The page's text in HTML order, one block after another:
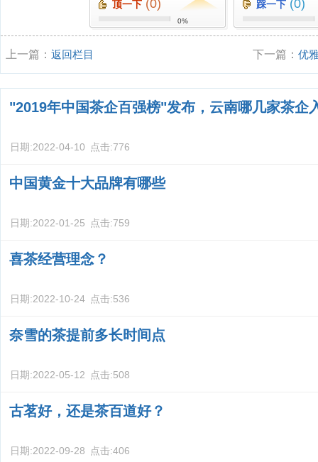
顶一下 (0)
0%
踩一下 (0)
上一篇： 返回栏目 下一篇：优
店名字)
"2019年中国茶企百强榜"发布，云南哪几家茶企
日期:2022-04-10 点击:776
中国黄金十大品牌有哪些
日期:2022-01-25 点击:759
喜茶经营理念？
日期:2022-10-24 点击:536
奈雪的茶提前多长时间点
日期:2022-05-12 点击:508
古茗好，还是茶百道好？
日期:2022-09-28 点击:406